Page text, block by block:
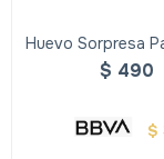
Huevo Sorpresa
Un Vehiculo
$ 490
$